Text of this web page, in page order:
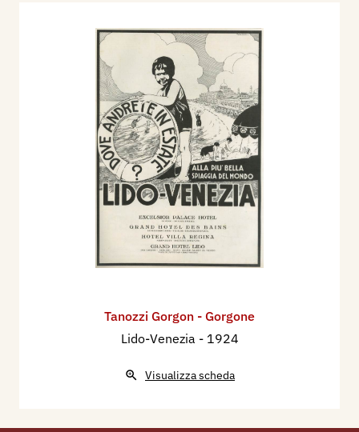
1 Esposizione Nazionale Dopolavoristica di Arte e
:
1933 - "Il Colore", compilato da Cesare Ratta,
Bologna, xilografia: Nave antica veneziana.
Tanozzi Gorgon - Gorgone
Lido-Venezia - 1924
Visualizza scheda